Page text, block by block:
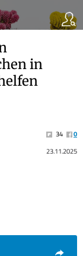
in
34
0
23.11.2025